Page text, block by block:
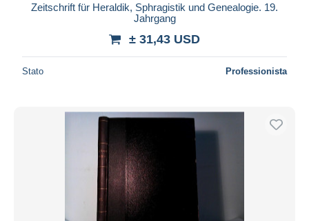
Zeitschrift für Heraldik, Sphragistik und Genealogie. 19.
Jahrgang
± 31,43 USD
Stato Professionista